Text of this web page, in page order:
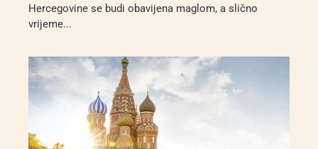
Hercegovine se budi obavijena maglom, a slično
vrijeme...